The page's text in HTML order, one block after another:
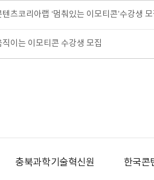
츠코리아랩 ‘멈춰있는 이모티콘’수강생 모
이는 이모티콘 수강생 모집
신원 한국콘텐츠진흥원